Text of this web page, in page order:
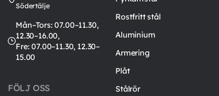
Södertälje
Mån–Tors: 07.00–11.30,
12.30–16.00,
Fre: 07.00–11.30, 12.30–
15.00
FÖLJ OSS
Rostfritt stål
Aluminium
Armering
Plåt
Stålrör